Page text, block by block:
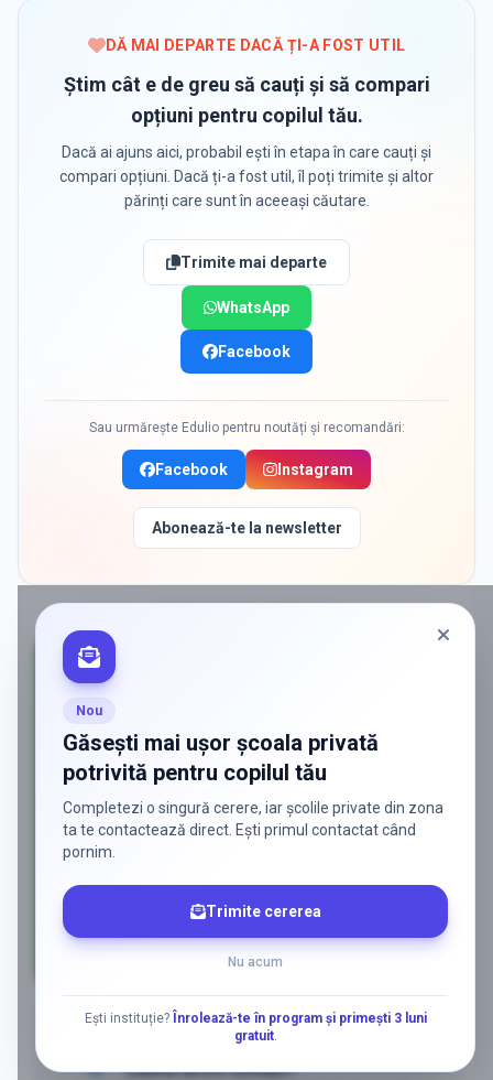
DĂ MAI DEPARTE DACĂ ȚI-A FOST UTIL
Știm cât e de greu să cauți și să compari
opțiuni pentru copilul tău.
Dacă ai ajuns aici, probabil ești în etapa în care cauți și
compari opțiuni. Dacă ți-a fost util, îl poți trimite și altor
părinți care sunt în aceeași căutare.
Trimite mai departe
WhatsApp
Facebook
Sau urmărește Edulio pentru noutăți și recomandări:
Facebook Instagram
Abonează-te la newsletter
Nou
Găsești mai ușor școala privată
potrivită pentru copilul tău
Completezi o singură cerere, iar școlile private din zona
ta te contactează direct. Ești primul contactat când
pornim.
Trimite cererea
Nu acum
Ești instituție?
Înrolează-te în program și primești 3 luni
gratuit.
Vrei să ajungi la părinții care
caută activ soluții?